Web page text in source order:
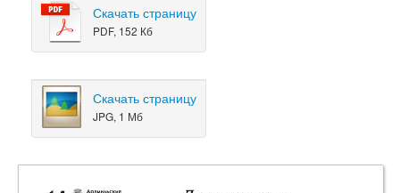
Скачать страницу
PDF, 152 Кб
Скачать страницу
JPG, 1 Мб